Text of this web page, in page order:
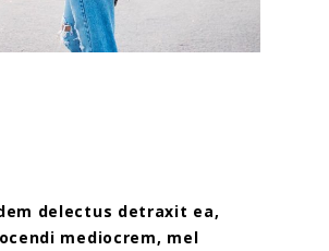
delectus detraxit ea,
mediocrem, mel